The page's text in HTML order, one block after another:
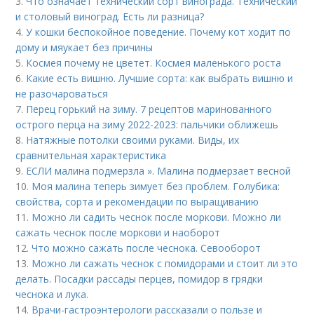
и столовый виноград. Есть ли разница?
4.У кошки беспокойное поведение. Почему кот ходит по
дому и мяукает без причины
5. Космея почему не цветет. Космея маленького роста
6. Какие есть вишню. Лучшие сорта: как выбрать вишню и
не разочароваться
7. Перец горький на зиму. 7 рецептов маринованного
острого перца на зиму 2022-2023: пальчики оближешь
8. Натяжные потолки своими руками. Виды, их
сравнительная характеристика
9. ЕСЛИ малина подмерзла ». Малина подмерзает весной
10. Моя малина теперь зимует без проблем. Голубика:
свойства, сорта и рекомендации по выращиванию
11. Можно ли садить чеснок после моркови. Можно ли
сажать чеснок после моркови и наоборот
12.Что можно сажать после чеснока. Севооборот
13. Можно ли сажать чеснок с помидорами и стоит ли это
делать. Посадки рассады перцев, помидор в грядки
чеснока и лука.
14. Врачи-гастроэнтерологи рассказали о пользе и